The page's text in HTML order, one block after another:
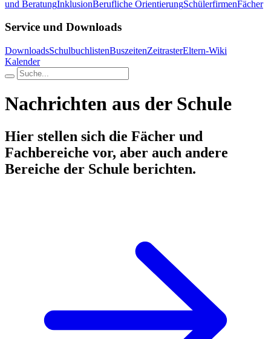
und BeratungInklusionBerufliche OrientierungSchülerfirmenFächer
Service und Downloads
DownloadsSchulbuchlistenBuszeitenZeitrasterEltern-Wiki
Kalender
Nachrichten aus der Schule
Hier stellen sich die Fächer und
Fachbereiche vor, aber auch andere
Bereiche der Schule berichten.